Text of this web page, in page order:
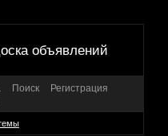
объявлений
Поиск
Регистрация